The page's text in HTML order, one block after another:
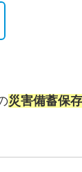
災害備蓄保